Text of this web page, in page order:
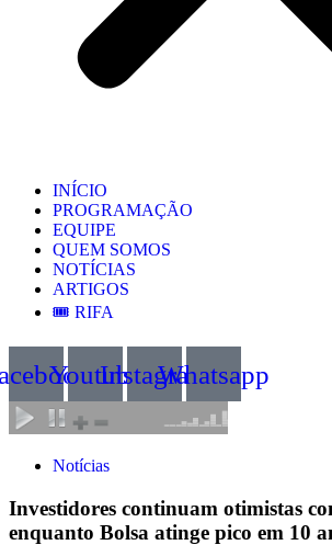
INÍCIO
PROGRAMAÇÃO
EQUIPE
QUEM SOMOS
NOTÍCIAS
ARTIGOS
🎟️ RIFA
YoutubeInstagramWhatsapp
Notícias
Investidores continuam otimistas
enquanto Bolsa atinge pico em 10